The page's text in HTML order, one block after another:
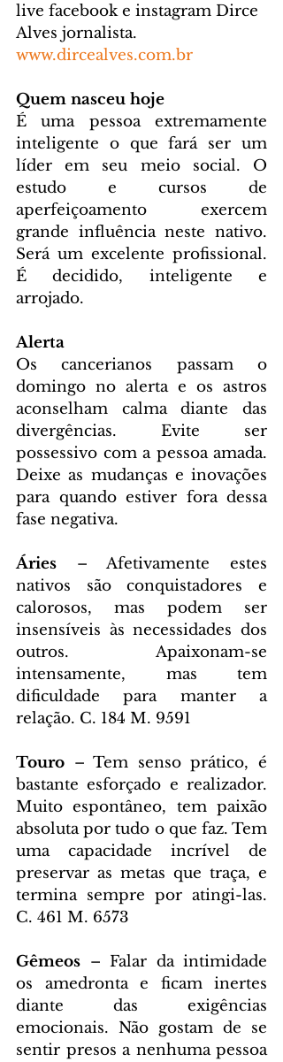
live facebook e instagram Dirce
Alves jornalista.
www.dircealves.com.br
Quem nasceu hoje
É uma pessoa extremamente
inteligente o que fará ser um
líder em seu meio social. O
estudo e cursos de
aperfeiçoamento exercem
grande influência neste nativo.
Será um excelente profissional.
É decidido, inteligente e
arrojado.
Alerta
Os cancerianos passam o
domingo no alerta e os astros
aconselham calma diante das
divergências. Evite ser
possessivo com a pessoa amada.
Deixe as mudanças e inovações
para quando estiver fora dessa
fase negativa.
Áries – Afetivamente estes
nativos são conquistadores e
calorosos, mas podem ser
insensíveis às necessidades dos
outros. Apaixonam-se
intensamente, mas tem
dificuldade para manter a
relação. C. 184 M. 9591
Touro – Tem senso prático, é
bastante esforçado e realizador.
Muito espontâneo, tem paixão
absoluta por tudo o que faz. Tem
uma capacidade incrível de
preservar as metas que traça, e
termina sempre por atingi-las.
C. 461 M. 6573
Gêmeos – Falar da intimidade
os amedronta e ficam inertes
diante das exigências
emocionais. Não gostam de se
sentir presos a nenhuma pessoa